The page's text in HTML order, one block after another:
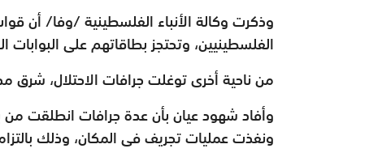
وذكرت وكالة الأنباء الفلسطينية /وفا/ أن
الفلسطينيين، وتحتجز بطاقاتهم على
من ناحية أخرى توغلت جرافات الاحتلال،
وأفاد شهود عيان بأن عدة جرافات انطلقت
ونفذت عمليات تجريف فى المكان، وذلك